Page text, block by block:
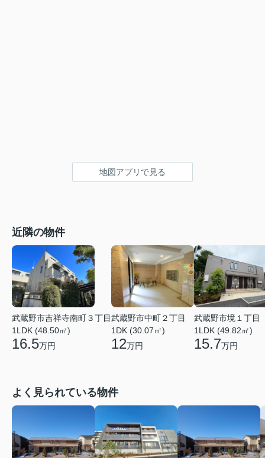
地図アプリで見る
近隣の物件
武蔵野市吉祥寺南町３丁目
1LDK (48.50㎡)
16.5万円
武蔵野市中町２丁目
1DK (30.07㎡)
12万円
武蔵野市境１丁目
1LDK (49.82㎡)
15.7万円
よく見られている物件